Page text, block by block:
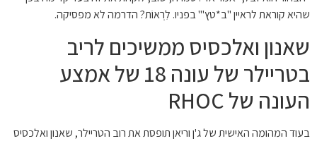
שהיא קוראת לראיין "ב*טץ'" בפניו. לִרְאוֹת? הדרמה לא מפסיקה.
שאנון ואלכסיס ממשיכים לריב
בטריילר של עונה 18 של אמצע
העונה של RHOC
בעוד המהומה האישית של ג'ן וריאן תופסת את רוב הטריילר, שאנון ואלכסיס